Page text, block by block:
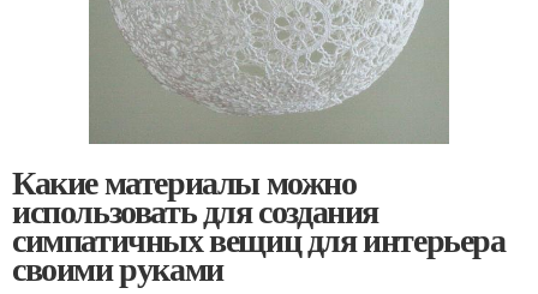
Какие материалы можно
использовать для создания
симпатичных вещиц для интерьера
своими руками